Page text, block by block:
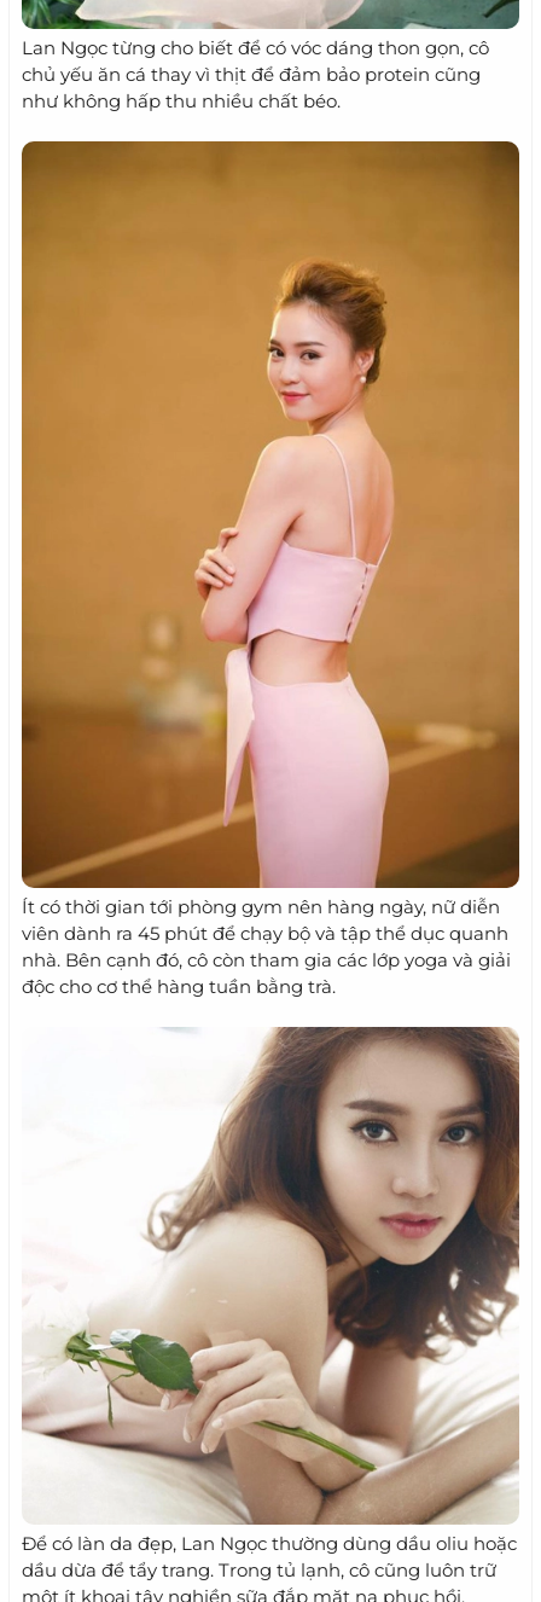
Lan Ngọc từng cho biết để có vóc dáng thon gọn, cô
chủ yếu ăn cá thay vì thịt để đảm bảo protein cũng
như không hấp thu nhiều chất béo.
Ít có thời gian tới phòng gym nên hàng ngày, nữ diễn
viên dành ra 45 phút để chạy bộ và tập thể dục quanh
nhà. Bên cạnh đó, cô còn tham gia các lớp yoga và giải
độc cho cơ thể hàng tuần bằng trà.
Để có làn da đẹp, Lan Ngọc thường dùng dầu oliu hoặc
dầu dừa để tẩy trang. Trong tủ lạnh, cô cũng luôn trữ
một ít khoai tây nghiền sữa đắp mặt nạ phục hồi.